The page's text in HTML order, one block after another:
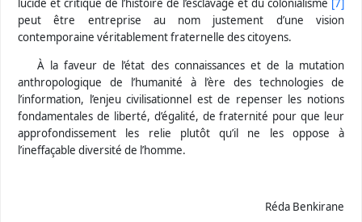
lucide et critique de l’histoire de l’esclavage et du colonialisme [7]
peut être entreprise au nom justement d’une vision
contemporaine véritablement fraternelle des citoyens.
À la faveur de l’état des connaissances et de la mutation
anthropologique de l’humanité à l’ère des technologies de
l’information, l’enjeu civilisationnel estde repenser les notions
fondamentales de liberté, d’égalité, de fraternité pour que leur
approfondissement les relie plutôt qu’il ne les oppose à
l’ineffaçable diversité de l’homme.
Réda Benkirane